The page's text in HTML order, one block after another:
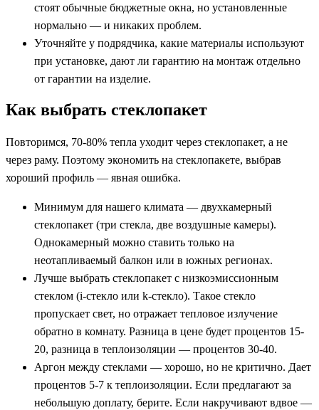
стоят обычные бюджетные окна, но установленные
нормально — и никаких проблем.
Уточняйте у подрядчика, какие материалы используют
при установке, дают ли гарантию на монтаж отдельно
от гарантии на изделие.
Как выбрать стеклопакет
Повторимся, 70-80% тепла уходит через стеклопакет, а не
через раму. Поэтому экономить на стеклопакете, выбрав
хороший профиль — явная ошибка.
Минимум для нашего климата — двухкамерный
стеклопакет (три стекла, две воздушные камеры).
Однокамерный можно ставить только на
неотапливаемый балкон или в южных регионах.
Лучше выбрать стеклопакет с низкоэмиссионным
стеклом (i-стекло или k-стекло). Такое стекло
пропускает свет, но отражает тепловое излучение
обратно в комнату. Разница в цене будет процентов 15-
20, разница в теплоизоляции — процентов 30-40.
Аргон между стеклами — хорошо, но не критично. Дает
процентов 5-7 к теплоизоляции. Если предлагают за
небольшую доплату, берите. Если накручивают вдвое —